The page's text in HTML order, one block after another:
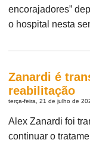
encorajadores”
o hospital nesta
Zanardi é
reabilitação
terça-feira, 21 de julho de
Alex Zanardi foi
continuar o